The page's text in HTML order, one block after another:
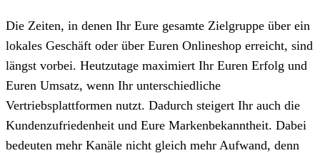
Die Zeiten, in denen Ihr Eure gesamte Zielgruppe über ein
lokales Geschäft oder über Euren Onlineshop erreicht, sind
längst vorbei. Heutzutage maximiert Ihr Euren Erfolg und
Euren Umsatz, wenn Ihr unterschiedliche
Vertriebsplattformen nutzt. Dadurch steigert Ihr auch die
Kundenzufriedenheit und Eure Markenbekanntheit. Dabei
bedeuten mehr Kanäle nicht gleich mehr Aufwand, denn